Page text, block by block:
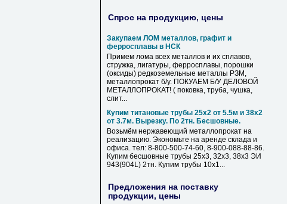
Спрос на продукцию, цены
Закупаем ЛОМ металлов, графит и
ферросплавы в НСК
Примем лома всех металлов и их сплавов,
стружка, лигатуры, ферросплавы, порошки
(оксиды) редкоземельные металлы РЗМ,
металлопрокат б/у. ПОКУАЕМ Б/У ДЕЛОВОЙ
МЕТАЛЛОПРОКАТ! ( поковка, труба, чушка,
слит...
Купим титановые трубы 25х2 от 5.5м и 38х2
от 3.7м. Вырезку. По 2тн. Бесшовные.
Возьмём нержавеющий металлопрокат на
реализацию. Экономьте на аренде склада и
офиса. тел: 8-800-500-74-60, 8-900-088-88-86.
Купим бесшовные трубы 25х3, 32х3, 38х3 ЭИ
943(904L) 2тн. Купим трубы 10х1...
Предложения на поставку
продукции, цены